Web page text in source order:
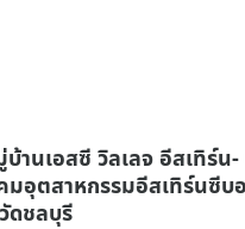
านเอสซี วิลเลจ อีสเทิร์
อุตสาหกรรมอีสเทิร์นซีบ
ดชลบุรี